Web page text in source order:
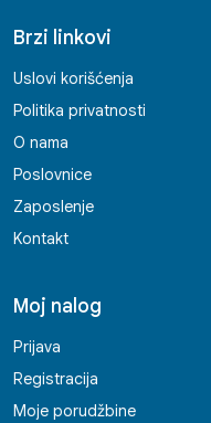
Brzi linkovi
Uslovi korišćenja
Politika privatnosti
O nama
Poslovnice
Zaposlenje
Kontakt
Moj nalog
Prijava
Registracija
Moje porudžbine